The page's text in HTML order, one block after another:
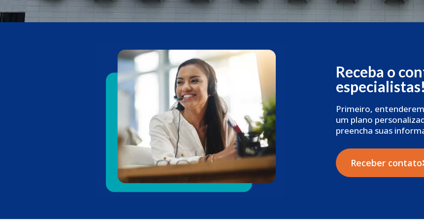
Receba o
especialistas!
Primeiro,
um plano
preencha suas
Receber contato